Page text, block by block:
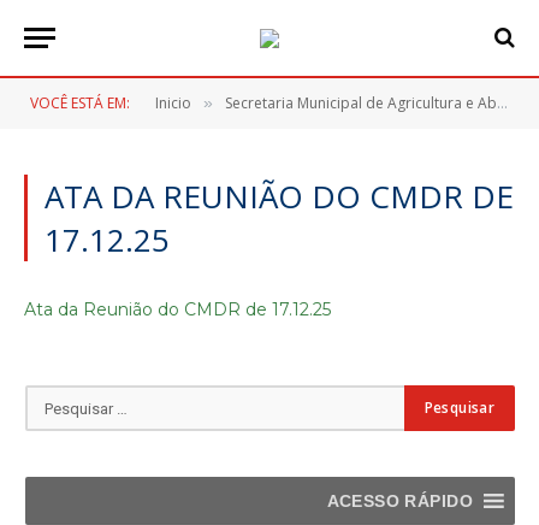
VOCÊ ESTÁ EM: Inicio » Secretaria Municipal de Agricultura e Abastecimento
ATA DA REUNIÃO DO CMDR DE
17.12.25
Ata da Reunião do CMDR de 17.12.25
ACESSO RÁPIDO